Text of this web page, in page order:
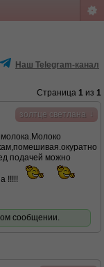
Наш Telegram-канал
Страница 1 из 1
золтце светлана
подачей можно
!!!!!
сообщении.